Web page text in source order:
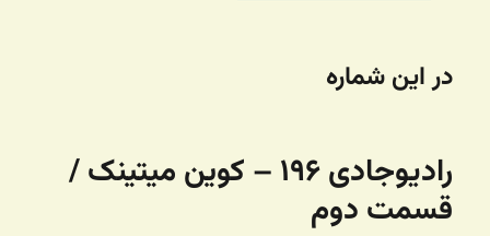
در این شماره
رادیوجادی ۱۹۶ – کوین میتینک /
قسمت دوم